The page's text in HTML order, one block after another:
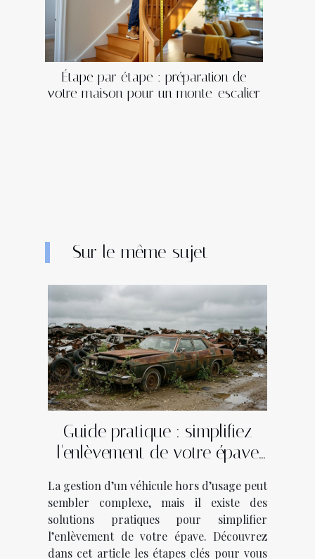
Étape par étape : préparation de
votre maison pour un monte-escalier
Sur le même sujet
Guide pratique : simplifiez
l'enlèvement de votre épave
La gestion d’un véhicule hors d’usage peut
sembler complexe, mais il existe des
solutions pratiques pour simplifier
l’enlèvement de votre épave. Découvrez
dans cet article les étapes clés pour vous